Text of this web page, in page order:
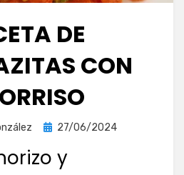
DE
CON
Publicada
27/06/2024
y